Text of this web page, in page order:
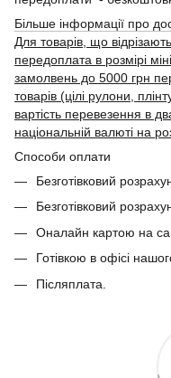
Більше інформації про
Для товарів, що
передоплата в розмірі
замолвень до 5000 грн
товарів (цілі рулони,
вартість перевезення в
національній валюті на
Способи оплати
Безготівковий
Безготівковий
Оналайн картою на
Готівкою в офісі
Післяплата.